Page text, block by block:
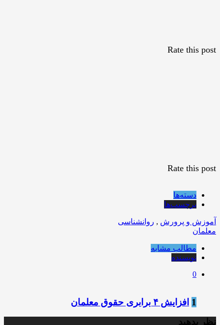
Rate this post
Rate this post
دسته‌ها
برچسب‌ها
آموزش و پرورش , روانشناسی
معلمان
مطالب مشابه
نویسنده
0
1 افزایش ۴ برابری حقوق معلمان
نظر بدهید